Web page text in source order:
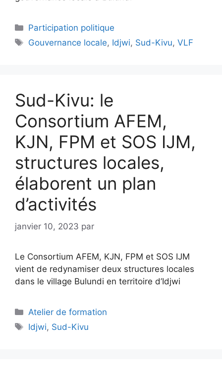
Participation politique
Gouvernance locale, Idjwi, Sud-Kivu,VLF
Sud-Kivu: le
Consortium AFEM,
KJN, FPM et SOS IJM,
structures locales,
élaborent un plan
d’activités
janvier 10, 2023 par
Le Consortium AFEM, KJN, FPM et SOS IJM
vient de redynamiser deux structures locales
dans le village Bulundi en territoire d’Idjwi
Atelier de formation
Idjwi, Sud-Kivu